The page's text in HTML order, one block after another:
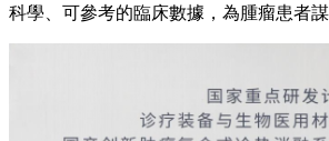
科學、可參考的臨床數據，為腫瘤患者謀